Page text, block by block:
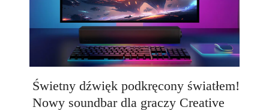
Świetny dźwięk podkręcony światłem!
Nowy soundbar dla graczy Creative